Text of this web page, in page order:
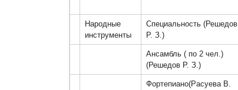
Народные
инструменты
Специальность (Решедов
Р. З.)
Ансамбль ( по 2 чел.)
(Решедов Р. З.)
Фортепиано(Расуева В.